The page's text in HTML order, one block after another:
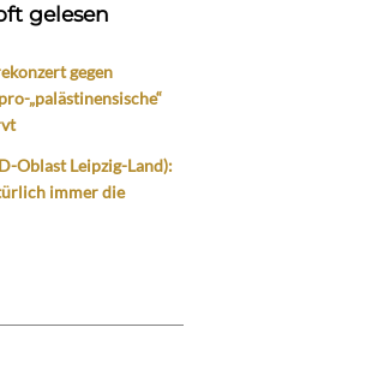
gelesen
gegen
„palästinensische“
Oblast Leipzig-Land):
immer die